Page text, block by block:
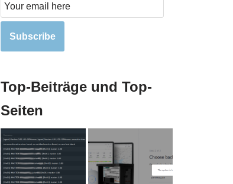
Subscribe
Top-Beiträge und Top-
Seiten